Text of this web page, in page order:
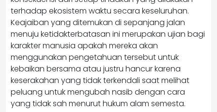
terhadap ekosistem waktu secara keseluruhan.
Keajaiban yang ditemukan di sepanjang jalan
menuju ketidakterbatasan ini merupakan ujian bagi
karakter manusia apakah mereka akan
menggunakan pengetahuan tersebut untuk
kebaikan bersama atau justru hancur karena
keserakahan yang tidak terkendali saat melihat
peluang untuk mengubah nasib dengan cara
yang tidak sah menurut hukum alam semesta.